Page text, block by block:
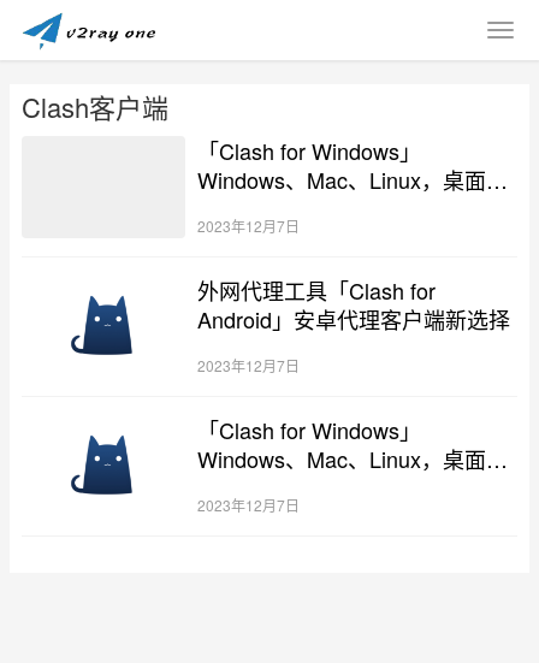
Clash客户端
「Clash for Windows」
Windows、Mac、Linux，桌面系
2023年12月7日
外网代理工具「Clash for
Android」安卓代理客户端新选择
2023年12月7日
「Clash for Windows」
Windows、Mac、Linux，桌面系
2023年12月7日